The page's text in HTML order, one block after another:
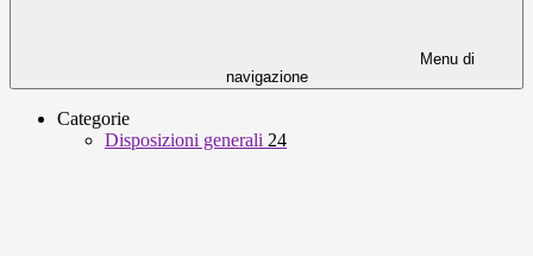
Menu di
navigazione
Categorie
Disposizioni generali 24